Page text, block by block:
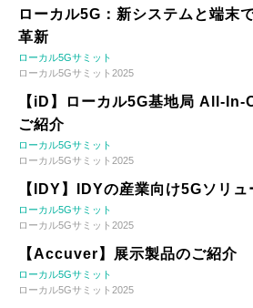
ローカル5G：新システムと端末
革新
ローカル5Gサミット
ローカル5Gサミット2025
【iD】ローカル5G基地局 All-In-
ご紹介
ローカル5Gサミット
ローカル5Gサミット2025
【IDY】IDYの産業向け5Gソリュ
ローカル5Gサミット
ローカル5Gサミット2025
【Accuver】展示製品のご紹介
ローカル5Gサミット
ローカル5Gサミット2025